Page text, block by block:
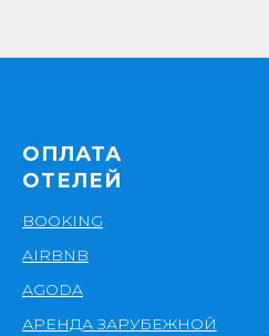
ОПЛАТА
ОТЕЛЕЙ
BOOKING
AIRBNB
AGODA
АРЕНДА ЗАРУБЕЖНОЙ